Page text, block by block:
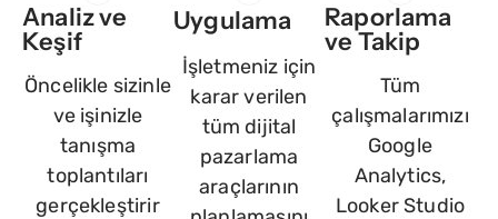
Analiz ve
Keşif
Öncelikle sizinle
ve işinizle
tanışma
toplantıları
gerçekleştirir
Uygulama
İşletmeniz için
karar verilen
tüm dijital
pazarlama
araçlarının
Raporlama
ve Takip
Tüm
çalışmalarımızı
Google
Analytics,
Looker Studio